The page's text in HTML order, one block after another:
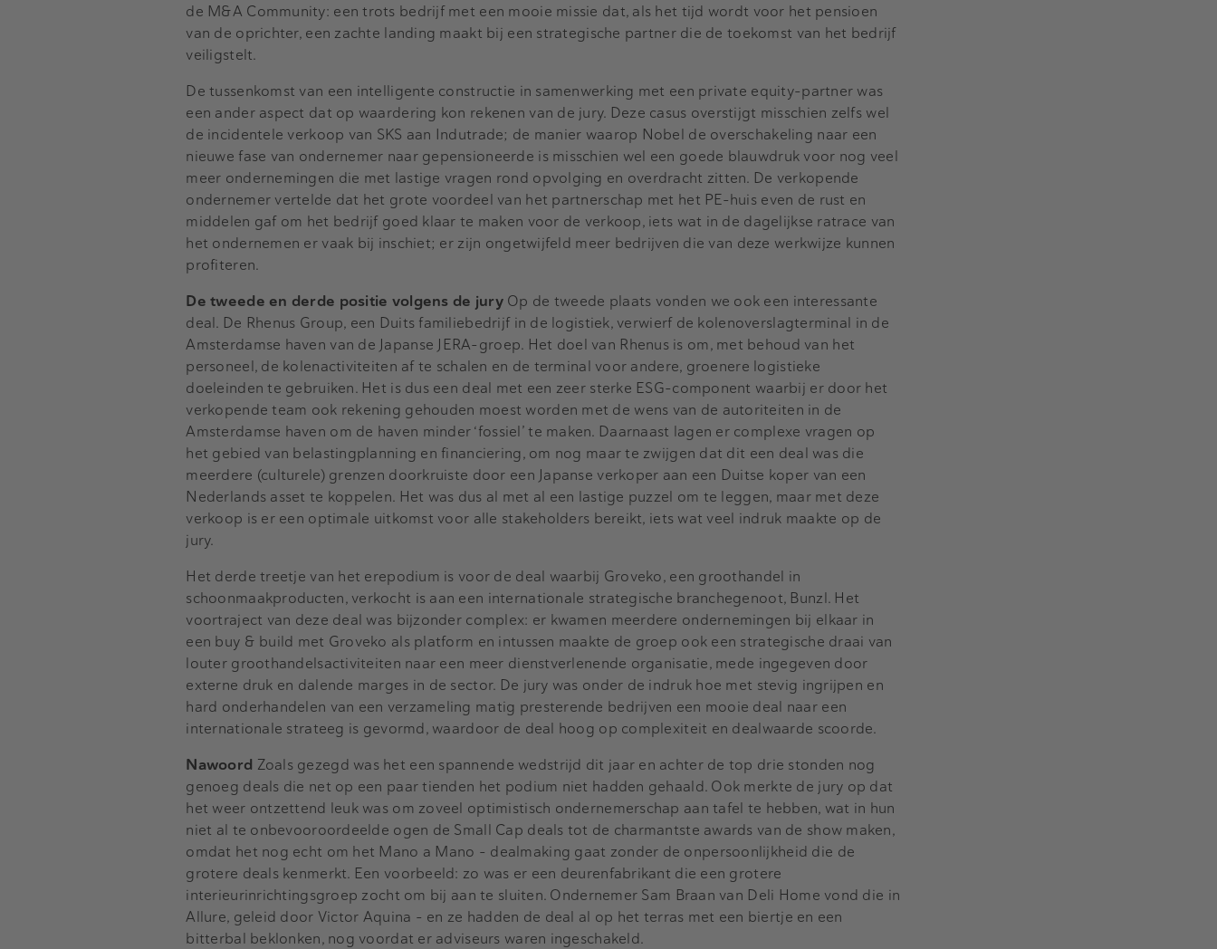
de M&A Community: een trots bedrijf met een mooie missie dat, als het tijd wordt voor het pensioen
van de oprichter, een zachte landing maakt bij een strategische partner die de toekomst van het bedrijf
veiligstelt.
De tussenkomst van een intelligente constructie in samenwerking met een private equity-partner was
een ander aspect dat op waardering kon rekenen van de jury. Deze casus overstijgt misschien zelfs wel
de incidentele verkoop van SKS aan Indutrade; de manier waarop Nobel de overschakeling naar een
nieuwe fase van ondernemer naar gepensioneerde is misschien wel een goede blauwdruk voor nog veel
meer ondernemingen die met lastige vragen rond opvolging en overdracht zitten. De verkopende
ondernemer vertelde dat het grote voordeel van het partnerschap met het PE-huis even de rust en
middelen gaf om het bedrijf goed klaar te maken voor de verkoop, iets wat in de dagelijkse ratrace van
het ondernemen er vaak bij inschiet; er zijn ongetwijfeld meer bedrijven die van deze werkwijze kunnen
profiteren.
De tweede en derde positie volgens de juryOp de tweede plaats vonden we ook een interessante
deal. De Rhenus Group, een Duits familiebedrijf in de logistiek, verwierf de kolenoverslagterminal in de
Amsterdamse haven van de Japanse JERA-groep. Het doel van Rhenus is om, met behoud van het
personeel, de kolenactiviteiten af te schalen en de terminal voor andere, groenere logistieke
doeleinden te gebruiken. Het is dus een deal met een zeer sterke ESG-component waarbij er door het
verkopende team ook rekening gehouden moest worden met de wens van de autoriteiten in de
Amsterdamse haven om de haven minder ‘fossiel’ te maken. Daarnaast lagen er complexe vragen op
het gebied van belastingplanning en financiering, om nog maar te zwijgen dat dit een deal was die
meerdere (culturele) grenzen doorkruiste door een Japanse verkoper aan een Duitse koper van een
Nederlands asset te koppelen. Het was dus al met al een lastige puzzel om te leggen, maar met deze
verkoop is er een optimale uitkomst voor alle stakeholders bereikt, iets wat veel indruk maakte op de
jury.
Het derde treetje van het erepodium is voor de deal waarbij Groveko, een groothandel in
schoonmaakproducten, verkocht is aan een internationale strategische branchegenoot, Bunzl. Het
voortraject van deze deal was bijzonder complex: er kwamen meerdere ondernemingen bij elkaar in
een buy & build met Groveko als platform en intussen maakte de groep ook een strategische draai van
louter groothandelsactiviteiten naar een meer dienstverlenende organisatie, mede ingegeven door
externe druk en dalende marges in de sector. De jury was onder de indruk hoe met stevig ingrijpen en
hard onderhandelen van een verzameling matig presterende bedrijven een mooie deal naar een
internationale strateeg is gevormd, waardoor de deal hoog op complexiteit en dealwaarde scoorde.
Nawoord Zoals gezegd was het een spannende wedstrijd dit jaar en achter de top drie stonden nog
genoeg deals die net op een paar tienden het podium niet hadden gehaald. Ook merkte de jury op dat
het weer ontzettend leuk was om zoveel optimistisch ondernemerschap aan tafel te hebben, wat in hun
niet al te onbevooroordeelde ogen de Small Cap deals tot de charmantste awards van de show maken,
omdat het nog echt om het Mano a Mano - dealmaking gaat zonder de onpersoonlijkheid die de
grotere deals kenmerkt. Een voorbeeld: zo was er een deurenfabrikant die een grotere
interieurinrichtingsgroep zocht om bij aan te sluiten. Ondernemer Sam Braan van Deli Home vond die in
Allure, geleid door Victor Aquina - en ze hadden de deal al op het terras met een biertje en een
bitterbal beklonken, nog voordat er adviseurs waren ingeschakeld.